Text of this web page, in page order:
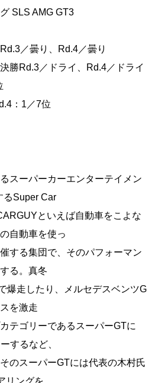
SLS AMG GT3
／曇り、Rd.4／曇り
勝Rd.3／ドライ、Rd.4／ドライ
：1／7位
スーパーカーエンターテイメン
るSuper Car
といえば自動車をこよな
自動車を使っ
する集団で、そのパフォーマン
る。真冬
爆走したり、メルセデスベンツG
を激走
テゴリーであるスーパーGTに
するなど、
のスーパーGTには代表の木村氏